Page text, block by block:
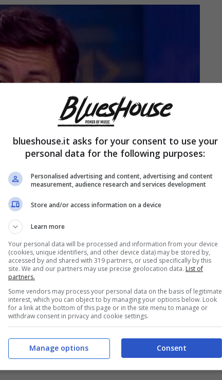
hanno campeggiato su tutte le prima pagine
del giornalista. Adesso, Giambruno è in
riferisce il quotidiano “La Stampa”, il
Mediasetper violazione di privacy e per
blueshouse.it asks for your consent to use your
personal data for the following purposes:
Personalised advertising and content, advertising and content
measurement, audience research and services development
Store and/or access information on a device
Learn more
Your personal data will be processed and information from your device
(cookies, unique identifiers, and other device data) may be stored by,
accessed by and shared with 319 partners, or used specifically by this
site. We and our partners may use precise geolocation data. List of
partners.
Some vendors may process your personal data on the basis of legitimate
interest, which you can object to by managing your options below. Look
for a link at the bottom of this page or in the site menu to manage or
withdraw consent in privacy and cookie settings.
Consent
Manage options